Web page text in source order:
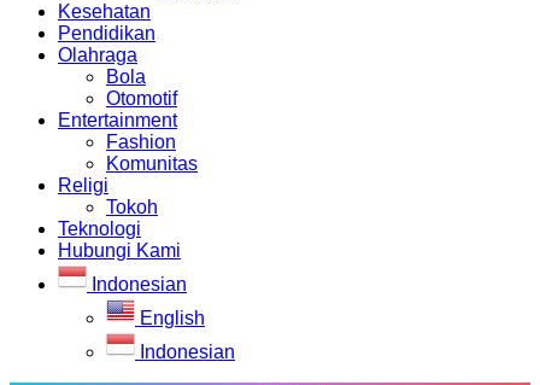
Kesehatan
Pendidikan
Olahraga
Bola
Otomotif
Entertainment
Fashion
Komunitas
Religi
Tokoh
Teknologi
Hubungi Kami
Indonesian
English
Indonesian